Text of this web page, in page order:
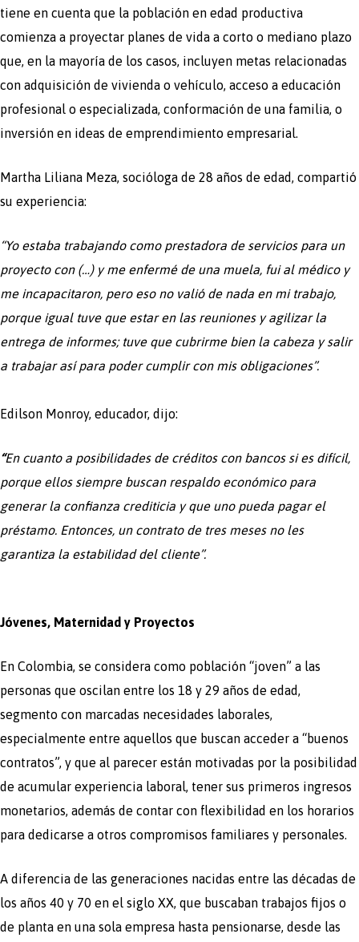
tiene en cuenta que la población en edad productiva
comienza a proyectar planes de vida a corto o mediano plazo
que, en la mayoría de los casos, incluyen metas relacionadas
con adquisición de vivienda o vehículo, acceso a educación
profesional o especializada, conformación de una familia, o
inversión en ideas de emprendimiento empresarial.
Martha Liliana Meza, socióloga de 28 años de edad, compartió
su experiencia:
“Yo estaba trabajando como prestadora de servicios para un
proyecto con (…) y me enfermé de una muela, fui al médico y
me incapacitaron, pero eso no valió de nada en mi trabajo,
porque igual tuve que estar en las reuniones y agilizar la
entrega de informes; tuve que cubrirme bien la cabeza y salir
a trabajar así para poder cumplir con mis obligaciones”.
Edilson Monroy, educador, dijo:
“En cuanto a posibilidades de créditos con bancos si es difícil,
porque ellos siempre buscan respaldo económico para
generar la confianza crediticia y que uno pueda pagar el
préstamo. Entonces, un contrato de tres meses no les
garantiza la estabilidad del cliente”.
Jóvenes, Maternidad y Proyectos
En Colombia, se considera como población “joven” a las
personas que oscilan entre los 18 y 29 años de edad,
segmento con marcadas necesidades laborales,
especialmente entre aquellos que buscan acceder a “buenos
contratos”, y que al parecer están motivadas por la posibilidad
de acumular experiencia laboral, tener sus primeros ingresos
monetarios, además de contar con flexibilidad en los horarios
para dedicarse a otros compromisos familiares y personales.
A diferencia de las generaciones nacidas entre las décadas de
los años 40 y 70 en el siglo XX, que buscaban trabajos fijos o
de planta en una sola empresa hasta pensionarse, desde las